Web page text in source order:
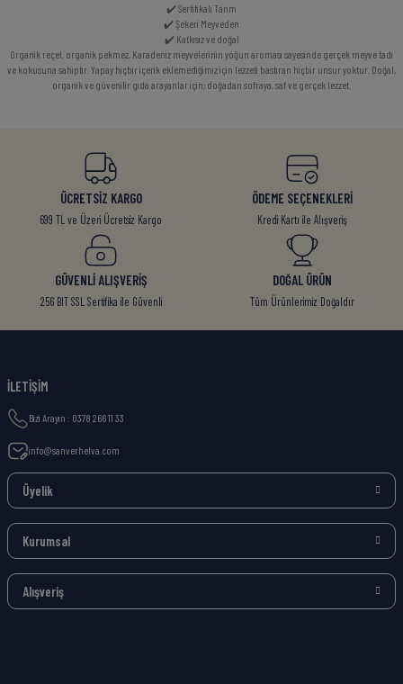
✔️ Sertifikalı Tarım
✔️ Şekeri Meyveden
✔️ Katkısız ve doğal
Organik reçel, organik pekmez, Karadeniz meyvelerinin yoğun aroması sayesinde gerçek meyve tadı
ve kokusuna sahiptir. Yapay hiçbir içerik eklemediğimiz için lezzeti bastıran hiçbir unsur yoktur. Doğal,
organik ve güvenilir gıda arayanlar için; doğadan sofraya, saf ve gerçek lezzet.
ÜCRETSİZ KARGO
699 TL ve Üzeri Ücretsiz Kargo
ÖDEME SEÇENEKLERİ
Kredi Kartı ile Alışveriş
GÜVENLİ ALIŞVERİŞ
256 BIT SSL Sertifika ile Güvenli
DOĞAL ÜRÜN
Tüm Ürünlerimiz Doğaldır
İLETİŞİM
Bizi Arayın : 0378 266 11 33
info@sanverhelva.com
Üyelik
Kurumsal
Alışveriş